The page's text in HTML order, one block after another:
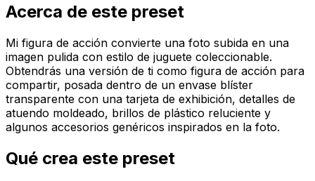
Acerca de este preset
Mi figura de acción convierte una foto subida en una
imagen pulida con estilo de juguete coleccionable.
Obtendrás una versión de ti como figura de acción para
compartir, posada dentro de un envase blíster
transparente con una tarjeta de exhibición, detalles de
atuendo moldeado, brillos de plástico reluciente y
algunos accesorios genéricos inspirados en la foto.
Qué crea este preset